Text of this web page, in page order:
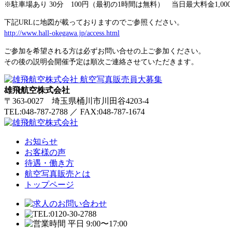
※駐車場あり 30分 100円（最初の1時間は無料） 当日最大料金
下記URLに地図が載っておりますのでご参照ください。
http://www.hall-okegawa.jp/access.html
ご参加を希望される方は必ずお問い合せの上ご参加ください。
その後の説明会開催予定は順次ご連絡させていただきます。
雄飛航空株式会社
〒363-0027 埼玉県桶川市川田谷4203-4
TEL:048-787-2788 ／ FAX:048-787-1674
お知らせ
お客様の声
待遇・働き方
航空写真販売とは
トップページ